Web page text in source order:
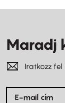
Maradj
Iratkozz fel